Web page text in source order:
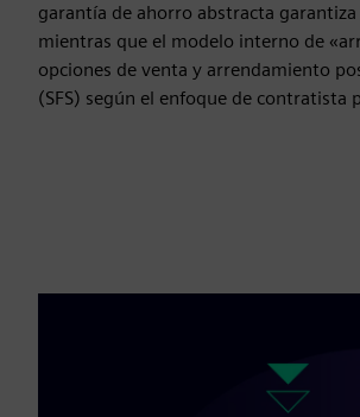
garantía de ahorro abstracta
mientras que el modelo interno de
opciones de venta y arrendamiento
(SFS) según el enfoque de contratista